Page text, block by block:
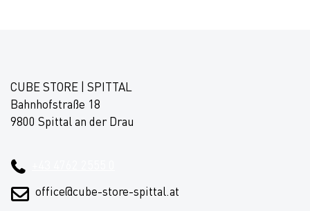
CUBE STORE | SPITTAL
Bahnhofstraße 18
9800 Spittal an der Drau
office@cube-store-spittal.at